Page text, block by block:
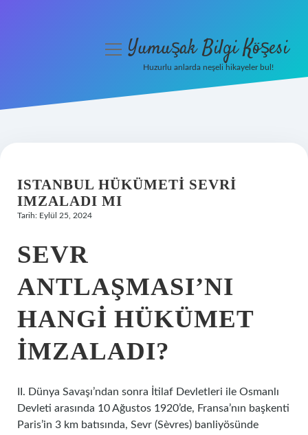
Hakkımızda
menüyüYumuşak Bilgi Köşesi
Huzurlu anlarda neşeli hikayeler bul!
ISTANBUL HÜKÜMETI SEVRI
IMZALADI MI
Tarih: Eylül 25, 2024
SEVR
ANTLAŞMASI’NI
HANGI HÜKÜMET
IMZALADI?
II. Dünya Savaşı’ndan sonra İtilaf Devletleri ile Osmanlı
Devleti arasında 10 Ağustos 1920’de, Fransa’nın başkenti
Paris’in 3 km batısında, Sevr (Sèvres) banliyösünde